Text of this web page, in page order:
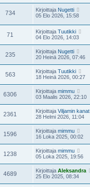
734 Kirjoittaja Nugetti
05 Elo 2026, 15:58
71 Kirjoittaja Tuutikki
04 Elo 2026, 14:03
235 Kirjoittaja Nugetti
20 Heinä 2026, 07:46
563 Kirjoittaja Tuutikki
18 Heinä 2026, 00:27
6306 Kirjoittaja mimmu
03 Maalis 2026, 22:10
2361 Kirjoittaja Viljamin kanat
28 Helmi 2026, 11:04
1596 Kirjoittaja mimmu
16 Loka 2025, 00:02
1238 Kirjoittaja mimmu
05 Loka 2025, 19:56
4689 Kirjoittaja Aleksandra
25 Elo 2025, 08:34